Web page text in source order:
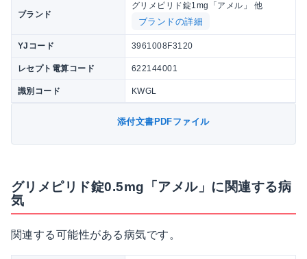
ブランド
グリメピリド錠1mg「アメル」 他
ブランドの詳細
YJコード 3961008F3120
レセプト電算コード 622144001
識別コード KWGL
添付文書PDFファイル
グリメピリド錠0.5mg「アメル」に関連する病
気
関連する可能性がある病気です。